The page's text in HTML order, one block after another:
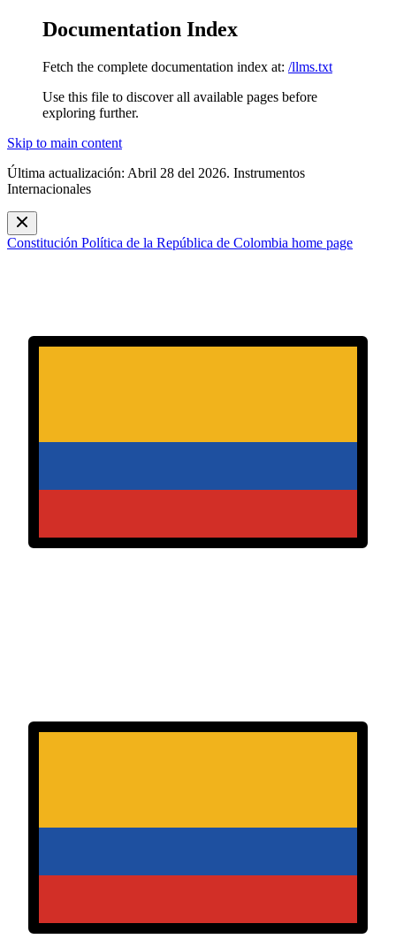
Documentation Index
Fetch the complete documentation index at: /llms.txt
Use this file to discover all available pages before
exploring further.
Skip to main content
Última actualización: Abril 28 del 2026. Instrumentos
Internacionales
Constitución Política de la República de Colombia home page